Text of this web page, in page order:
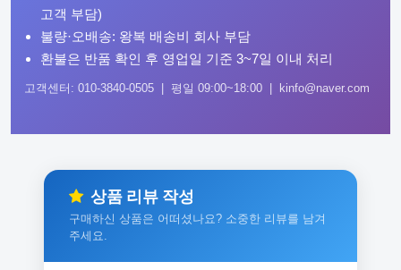
고객 부담)
불량·오배송: 왕복 배송비 회사 부담
환불은 반품 확인 후 영업일 기준 3~7일 이내 처리
고객센터: 010-3840-0505 | 평일 09:00~18:00 | kinfo@naver.com
상품 리뷰 작성
구매하신 상품은 어떠셨나요? 소중한 리뷰를 남겨
주세요.